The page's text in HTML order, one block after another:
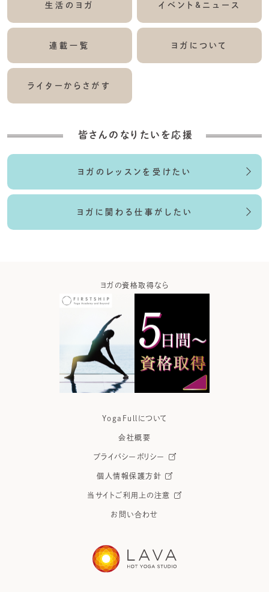
生活のヨガ イベント&ニュース
連載一覧 ヨガについて
ライターからさがす
皆さんのなりたいを応援
ヨガのレッスンを受けたい
ヨガに関わる仕事がしたい
ヨガの資格取得なら
YogaFullについて
会社概要
プライバシーポリシー
個人情報保護方針
当サイトご利用上の注意
お問い合わせ